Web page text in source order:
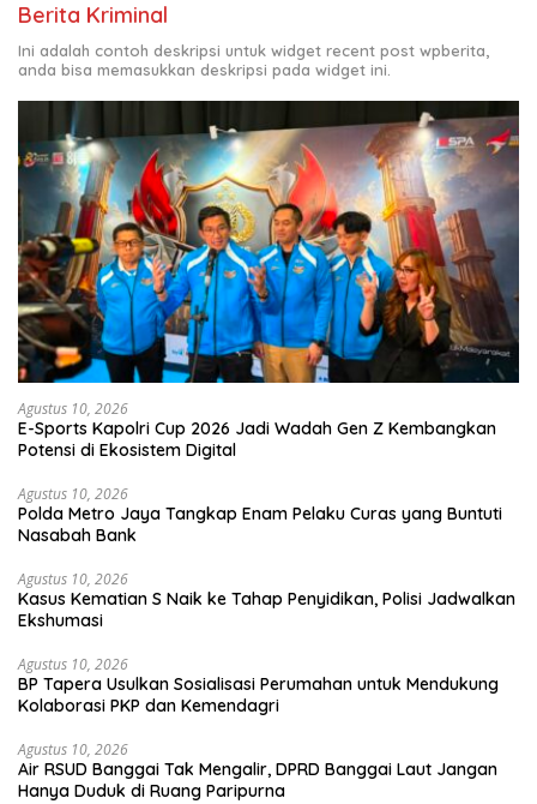
Berita Kriminal
Ini adalah contoh deskripsi untuk widget recent post wpberita,
anda bisa memasukkan deskripsi pada widget ini.
Agustus 10, 2026
E-Sports Kapolri Cup 2026 Jadi Wadah Gen Z Kembangkan
Potensi di Ekosistem Digital
Agustus 10, 2026
Polda Metro Jaya Tangkap Enam Pelaku Curas yang Buntuti
Nasabah Bank
Agustus 10, 2026
Kasus Kematian S Naik ke Tahap Penyidikan, Polisi Jadwalkan
Ekshumasi
Agustus 10, 2026
BP Tapera Usulkan Sosialisasi Perumahan untuk Mendukung
Kolaborasi PKP dan Kemendagri
Agustus 10, 2026
Air RSUD Banggai Tak Mengalir, DPRD Banggai Laut Jangan
Hanya Duduk di Ruang Paripurna